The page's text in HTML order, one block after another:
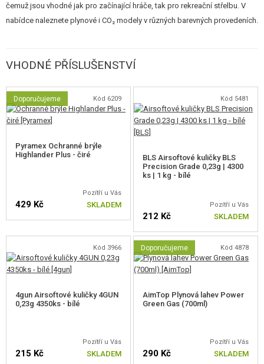
Plynový zásobník pojme24 kuličeka používá běžně dostupnýGreen
Gas. Zbraň je kompatibilní se zásobníky WE a KJ Works.
Velkou výhodou tohoto setu je kompletnípříslušenství v balení. Kromě
samotné pistole získáte také praktický
přenášení,kuličky AimTop 0,23 g pro první použití asilikonovou
pro pravidelnou údržbu těsnění a pohyblivých částí. Stačí naplnit
Hlavní přednosti
realistický Gas BlowBack systém
celokovové provedení
výrazný zpětný ráz závěru
nastavitelný Hop-Up
transportníkufr, kuličky a silikonová vazelína v balení
vhodná pro CQB i jako záložní zbraň
pistole B&W Elite M92 GBB
čemuž jsou vhodné jak pro začínající hráče, tak pro rekreační střelbu. V
nabídce naleznete plynové i CO₂ modely v různých barevných provedeních.
VHODNÉ PŘÍSLUŠENSTVÍ
Doporučujeme Kód 6209
Pyramex Ochranné brýle
Highlander Plus - čiré
Pozítří u Vás
429 Kč SKLADEM
Kód 5481
BLS Airsoftové kuličky BLS
Precision Grade 0,23g | 4300
ks | 1 kg - bílé
Pozítří u Vás
212 Kč SKLADEM
Kód 3966
4gun Airsoftové kuličky 4GUN
0,23g 4350ks - bílé
Pozítří u Vás
215 Kč SKLADEM
Doporučujeme Kód 4878
AimTop Plynová lahev Power
Green Gas (700ml)
Pozítří u Vás
290 Kč SKLADEM